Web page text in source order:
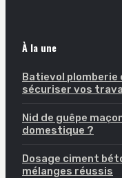
À la une
Batievol
sécuriser vos
Nid de guêpe
domestique ?
Dosage ciment
mélanges réussis